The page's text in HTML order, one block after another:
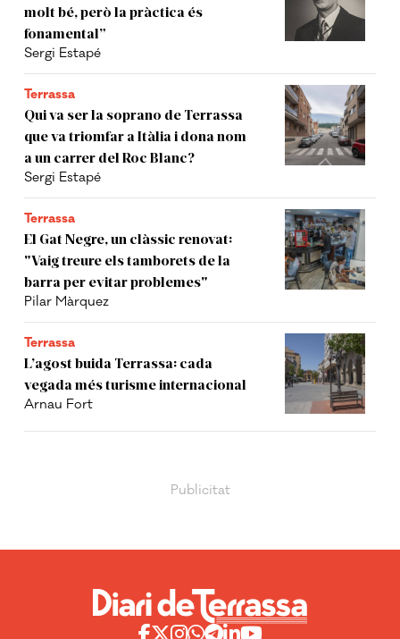
molt bé, però la pràctica és
fonamental”
Sergi Estapé
Terrassa
Qui va ser la soprano de Terrassa
que va triomfar a Itàlia i dona nom
a un carrer del Roc Blanc?
Sergi Estapé
Terrassa
El Gat Negre, un clàssic renovat:
"Vaig treure els tamborets de la
barra per evitar problemes"
Pilar Màrquez
Terrassa
L’agost buida Terrassa: cada
vegada més turisme internacional
Arnau Fort